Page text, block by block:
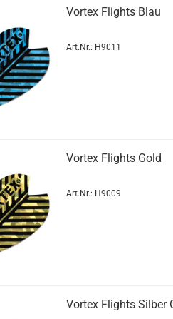
Vor­tex Flights Blau
Art.Nr.: H9011
Vor­tex Flights Gold
Art.Nr.: H9009
Vor­tex Flights Sil­ber